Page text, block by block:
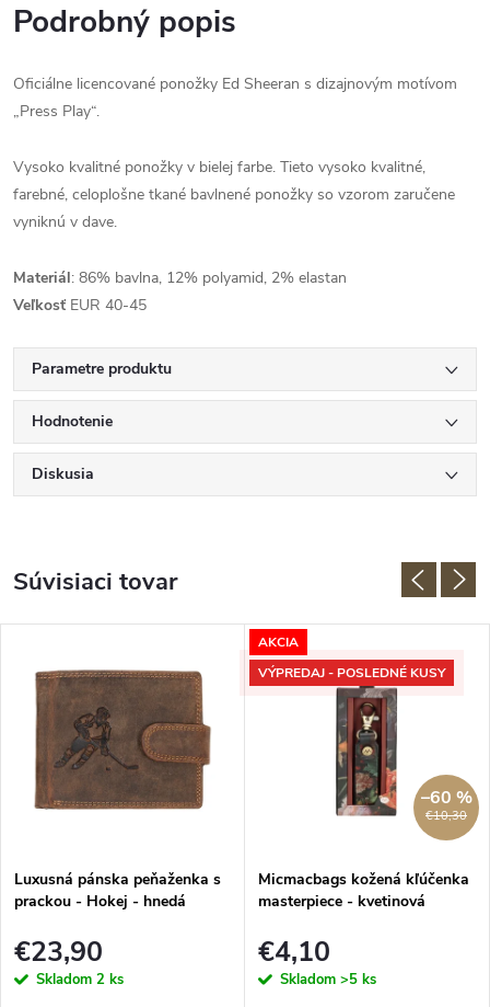
Podrobný popis
Oficiálne licencované ponožky Ed Sheeran s dizajnovým motívom
„Press Play“.
Vysoko kvalitné ponožky v bielej farbe. Tieto vysoko kvalitné,
farebné, celoplošne tkané bavlnené ponožky so vzorom zaručene
vyniknú v dave.
Materiál: 86% bavlna, 12% polyamid, 2% elastan
Veľkosť EUR 40-45
Parametre produktu
Hodnotenie
Diskusia
Súvisiaci tovar
Luxusná pánska peňaženka s
prackou - Hokej - hnedá
€23,90
Skladom 2 ks
AKCIA
VÝPREDAJ - POSLEDNÉ KUSY
€10,30
–60 %
Micmacbags kožená kľúčenka
masterpiece - kvetinová
€4,10
Skladom >5 ks